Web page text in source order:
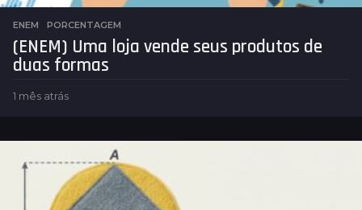
ENEM ,PORCENTAGEM
(ENEM) Uma loja vende seus produtos de
duas formas
1 mês atrás
s
t
r
á